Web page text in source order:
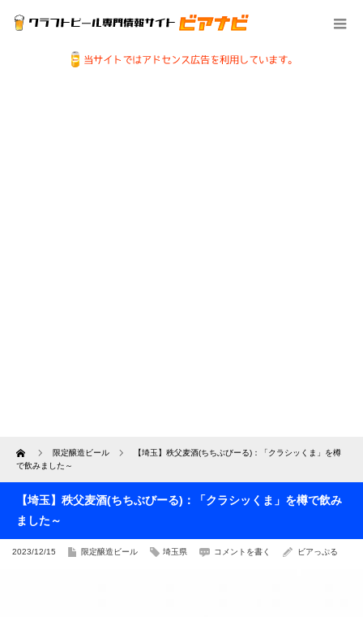
Home 限定醸造ビール
【埼玉】秩父麦酒(ちちぶびーる)：「クラシッくま」を樽
で飲みました～
【埼玉】秩父麦酒(ちちぶびーる)：「クラシッくま」を樽で飲み
ました～
2023/12/15 限定醸造ビール 埼玉県 コメントを書く ビアっぷる